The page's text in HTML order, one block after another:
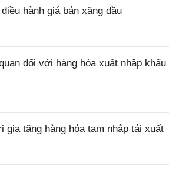
hành giá bán xăng dầu
đối với hàng hóa xuất nhập khẩu
gia tăng hàng hóa tạm nhập tái xuất